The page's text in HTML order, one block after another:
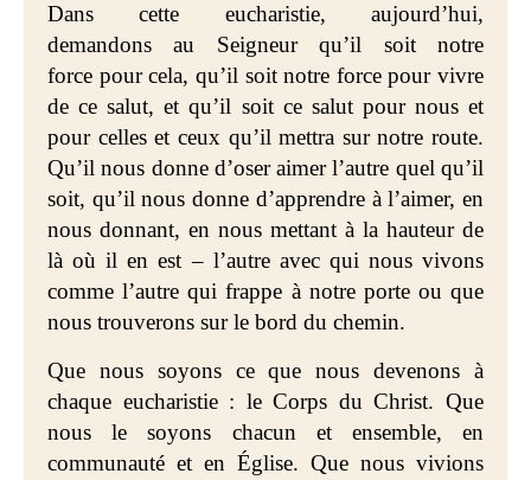
Dans cette eucharistie, aujourd’hui,
demandons au Seigneur qu’il soit notre
force pour cela, qu’il soit notre force pour vivre
de ce salut, et qu’il soit ce salut pour nous et
pour celles et ceux qu’il mettra sur notre route.
Qu’il nous donne d’oser aimer l’autre quel qu’il
soit, qu’il nous donne d’apprendre à l’aimer, en
nous donnant, en nous mettant à la hauteur de
là où il en est – l’autre avec qui nous vivons
comme l’autre qui frappe à notre porte ou que
nous trouverons sur le bord du chemin.
Que nous soyons ce que nous devenons à
chaque eucharistie : le Corps du Christ. Que
nous le soyons chacun et ensemble, en
communauté et en Église. Que nous vivions